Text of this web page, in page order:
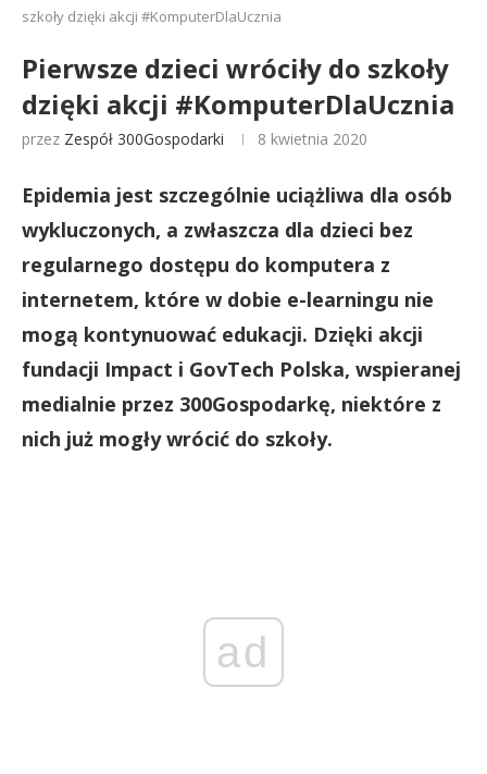
szkoły dzięki akcji #KomputerDlaUcznia
Pierwsze dzieci wróciły do szkoły
dzięki akcji #KomputerDlaUcznia
przez Zespół 300Gospodarki 8 kwietnia 2020
Epidemia jest szczególnie uciążliwa dla osób
wykluczonych, a zwłaszcza dla dzieci bez
regularnego dostępu do komputera z
internetem, które w dobie e-learningu nie
mogą kontynuować edukacji. Dzięki akcji
fundacji Impact i GovTech Polska, wspieranej
medialnie przez 300Gospodarkę, niektóre z
nich już mogły wrócić do szkoły.
ad